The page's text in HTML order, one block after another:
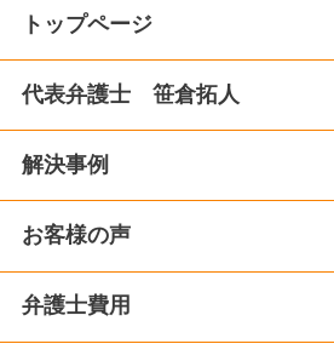
トップページ
代表弁護士 笹倉拓人
解決事例
お客様の声
弁護士費用